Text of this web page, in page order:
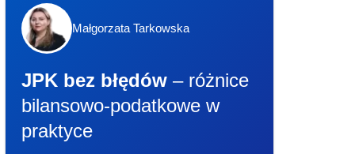
Małgorzata Tarkowska
JPK bez błędów – różnice
bilansowo-podatkowe w
praktyce